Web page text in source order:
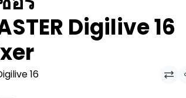
Digilive 16
16